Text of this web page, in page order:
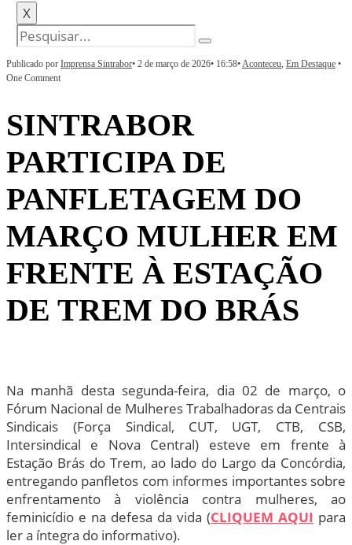
X
Publicado por Imprensa Sintrabor• 2 de março de 2026• 16:58•Aconteceu, Em Destaque •
One Comment
SINTRABOR
PARTICIPA DE
PANFLETAGEM DO
MARÇO MULHER EM
FRENTE À ESTAÇÃO
DE TREM DO BRÁS
Na manhã desta segunda-feira, dia 02 de março, o
Fórum Nacional de Mulheres Trabalhadoras da Centrais
Sindicais (Força Sindical, CUT, UGT, CTB, CSB,
Intersindical e Nova Central) esteve em frente à
Estação Brás do Trem, ao lado do Largo da Concórdia,
entregando panfletos com informes importantes sobre
enfrentamento à violência contra mulheres, ao
feminicídio e na defesa da vida (CLIQUEM AQUI para
ler a íntegra do informativo).